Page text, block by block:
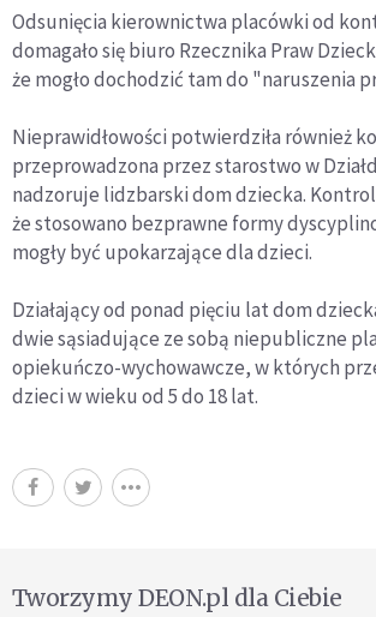
Odsunięcia kierownictwa placówki od
domagało się biuro Rzecznika Praw
że mogło dochodzić tam do "naruszenia
Nieprawidłowości potwierdziła również
przeprowadzona przez starostwo w
nadzoruje lidzbarski dom dziecka.
że stosowano bezprawne formy
mogły być upokarzające dla dzieci.
Działający od ponad pięciu lat dom
dwie sąsiadujące ze sobą niepubliczne
opiekuńczo-wychowawcze, w których
dzieci w wieku od 5 do 18 lat.
Tworzymy DEON.pl dla Ciebie